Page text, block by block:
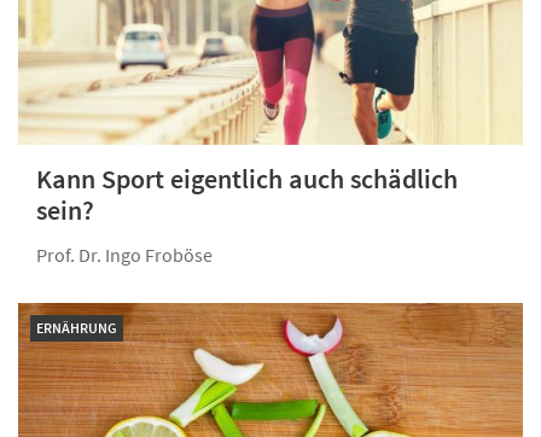
Kann Sport eigentlich auch schädlich
sein?
Prof. Dr. Ingo Froböse
ERNÄHRUNG